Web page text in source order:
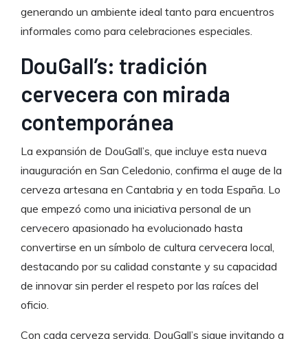
generando un ambiente ideal tanto para encuentros
informales como para celebraciones especiales.
DouGall’s: tradición
cervecera con mirada
contemporánea
La expansión de DouGall’s, que incluye esta nueva
inauguración en San Celedonio, confirma el auge de la
cerveza artesana en Cantabria y en toda España. Lo
que empezó como una iniciativa personal de un
cervecero apasionado ha evolucionado hasta
convertirse en un símbolo de cultura cervecera local,
destacando por su calidad constante y su capacidad
de innovar sin perder el respeto por las raíces del
oficio.
Con cada cerveza servida, DouGall’s sigue invitando a